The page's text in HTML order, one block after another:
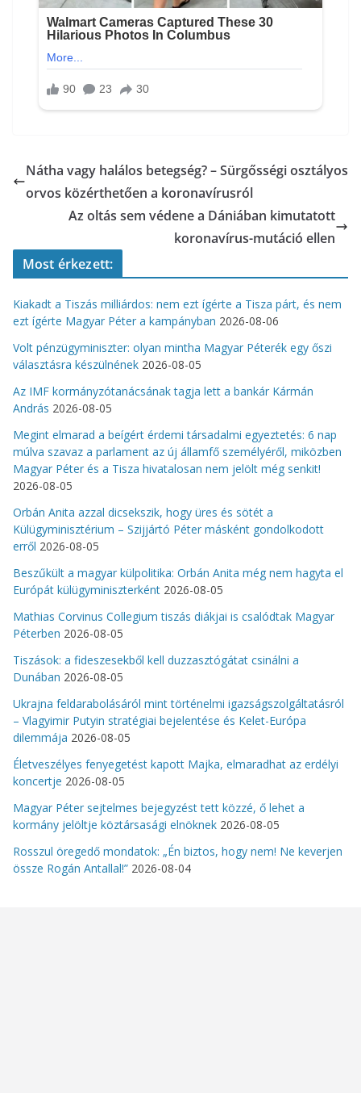
Nátha vagy halálos betegség? – Sürgősségi osztályos
orvos közérthetően a koronavírusról
Az oltás sem védene a Dániában kimutatott
koronavírus-mutáció ellen
Most érkezett:
Kiakadt a Tiszás milliárdos: nem ezt ígérte a Tisza párt, és nem
ezt ígérte Magyar Péter a kampányban 2026-08-06
Volt pénzügyminiszter: olyan mintha Magyar Péterék egy őszi
választásra készülnének 2026-08-05
Az IMF kormányzótanácsának tagja lett a bankár Kármán
András 2026-08-05
Megint elmarad a beígért érdemi társadalmi egyeztetés: 6 nap
múlva szavaz a parlament az új államfő személyéről, miközben
Magyar Péter és a Tisza hivatalosan nem jelölt még senkit!
2026-08-05
Orbán Anita azzal dicsekszik, hogy üres és sötét a
Külügyminisztérium – Szijjártó Péter másként gondolkodott
erről 2026-08-05
Beszűkült a magyar külpolitika: Orbán Anita még nem hagyta el
Európát külügyminiszterként 2026-08-05
Mathias Corvinus Collegium tiszás diákjai is csalódtak Magyar
Péterben 2026-08-05
Tiszások: a fideszesekből kell duzzasztógátat csinálni a
Dunában 2026-08-05
Ukrajna feldarabolásáról mint történelmi igazságszolgáltatásról
– Vlagyimir Putyin stratégiai bejelentése és Kelet-Európa
dilemmája 2026-08-05
Életveszélyes fenyegetést kapott Majka, elmaradhat az erdélyi
koncertje 2026-08-05
Magyar Péter sejtelmes bejegyzést tett közzé, ő lehet a
kormány jelöltje köztársasági elnöknek 2026-08-05
Rosszul öregedő mondatok: „Én biztos, hogy nem! Ne keverjen
össze Rogán Antallal!” 2026-08-04